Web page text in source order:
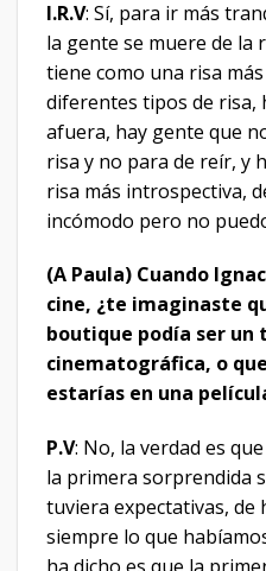
I.R.V: Sí, para ir más
la gente se muere de la
tiene como una risa
diferentes tipos de risa,
afuera, hay gente que
risa y no para de reír, y
risa más introspectiva,
incómodo pero no
(A Paula) Cuando
cine, ¿te imaginaste
boutique podía ser un
cinematográfica, o
estarías en una
P.V: No, la verdad es
la primera sorprendida
tuviera expectativas, de
siempre lo que